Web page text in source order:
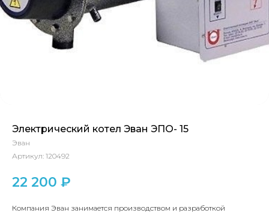
Электрический котел Эван ЭПО- 15
Эван
Артикул: 120492
22 200 ₽
Компания Эван занимается производством и разработкой